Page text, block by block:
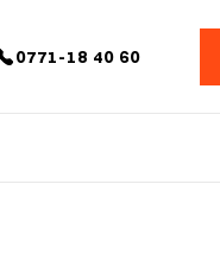
0771-18 40 60